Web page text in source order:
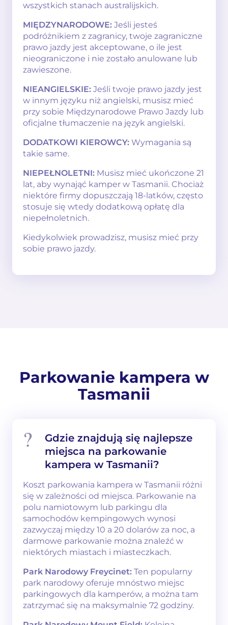
wszystkich stanach australijskich.
MIĘDZYNARODOWE: Jeśli jesteś
podróżnikiem z zagranicy, twoje zagraniczne
prawo jazdy jest akceptowane, o ile jest
nieograniczone i nie zostało anulowane lub
zawieszone.
NIEANGIELSKIE: Jeśli twoje prawo jazdy jest
w innym języku niż angielski, musisz mieć
przy sobie Międzynarodowe Prawo Jazdy lub
oficjalne tłumaczenie na język angielski.
DODATKOWI KIEROWCY: Wymagania są
takie same.
NIEPEŁNOLETNI: Musisz mieć ukończone 21
lat, aby wynająć kamper w Tasmanii. Chociaż
niektóre firmy dopuszczają 18-latków, często
stosuje się wtedy dodatkową opłatę dla
niepełnoletnich.
Kiedykolwiek prowadzisz, musisz mieć przy
sobie prawo jazdy.
Parkowanie kampera w
Tasmanii
Gdzie znajdują się najlepsze
miejsca na parkowanie
kampera w Tasmanii?
Koszt parkowania kampera w Tasmanii różni
się w zależności od miejsca. Parkowanie na
polu namiotowym lub parkingu dla
samochodów kempingowych wynosi
zazwyczaj między 10 a 20 dolarów za noc, a
darmowe parkowanie można znaleźć w
niektórych miastach i miasteczkach.
Park Narodowy Freycinet: Ten popularny
park narodowy oferuje mnóstwo miejsc
parkingowych dla kamperów, a można tam
zatrzymać się na maksymalnie 72 godziny.